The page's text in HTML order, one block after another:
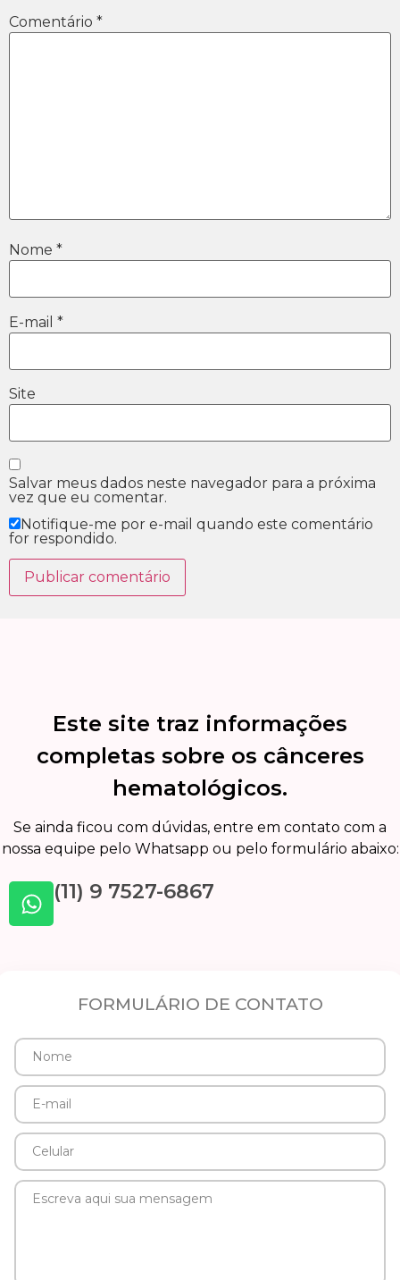
Comentário *
Nome *
E-mail *
Site
Salvar meus dados neste navegador para a próxima
vez que eu comentar.
Notifique-me por e-mail quando este comentário
for respondido.
Este site traz informações
completas sobre os cânceres
hematológicos.
Se ainda ficou com dúvidas, entre em contato com a
nossa equipe pelo Whatsapp ou pelo formulário abaixo:
(11) 9 7527-6867
FORMULÁRIO DE CONTATO
Nome
mail
Celular